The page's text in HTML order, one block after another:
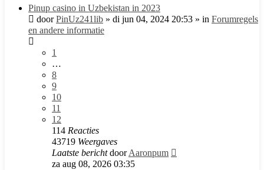
Pinup casino in Uzbekistan in 2023
doorPinUz241lib » di jun 04, 2024 20:53 » in Forumregels
en andere informatie
1
…
8
9
10
11
12
114 Reacties
43719 Weergaves
Laatste berichtdoorAaronpum
za aug 08, 2026 03:35